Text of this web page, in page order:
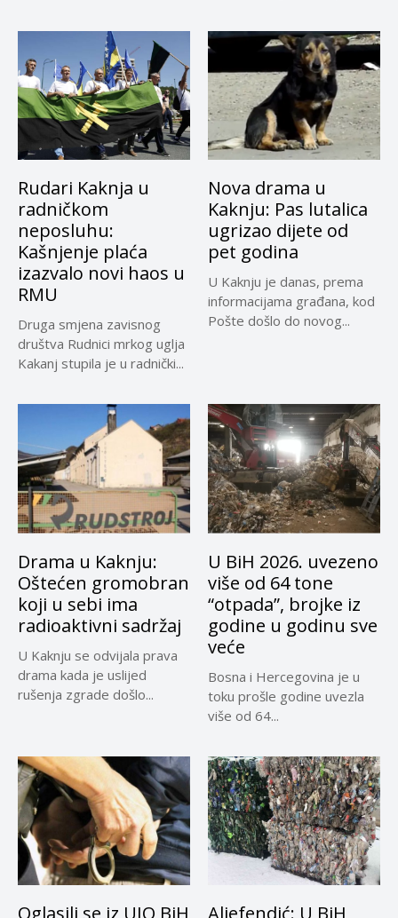
Rudari Kaknja u
radničkom
neposluhu:
Kašnjenje plaća
izazvalo novi haos u
RMU
Druga smjena zavisnog
društva Rudnici mrkog uglja
Kakanj stupila je u radnički...
Nova drama u
Kaknju: Pas lutalica
ugrizao dijete od
pet godina
U Kaknju je danas, prema
informacijama građana, kod
Pošte došlo do novog...
Drama u Kaknju:
Oštećen gromobran
koji u sebi ima
radioaktivni sadržaj
U Kaknju se odvijala prava
drama kada je uslijed
rušenja zgrade došlo...
U BiH 2026. uvezeno
više od 64 tone
“otpada”, brojke iz
godine u godinu sve
veće
Bosna i Hercegovina je u
toku prošle godine uvezla
više od 64...
Oglasili se iz UIO BiH Aliefendić: U BiH